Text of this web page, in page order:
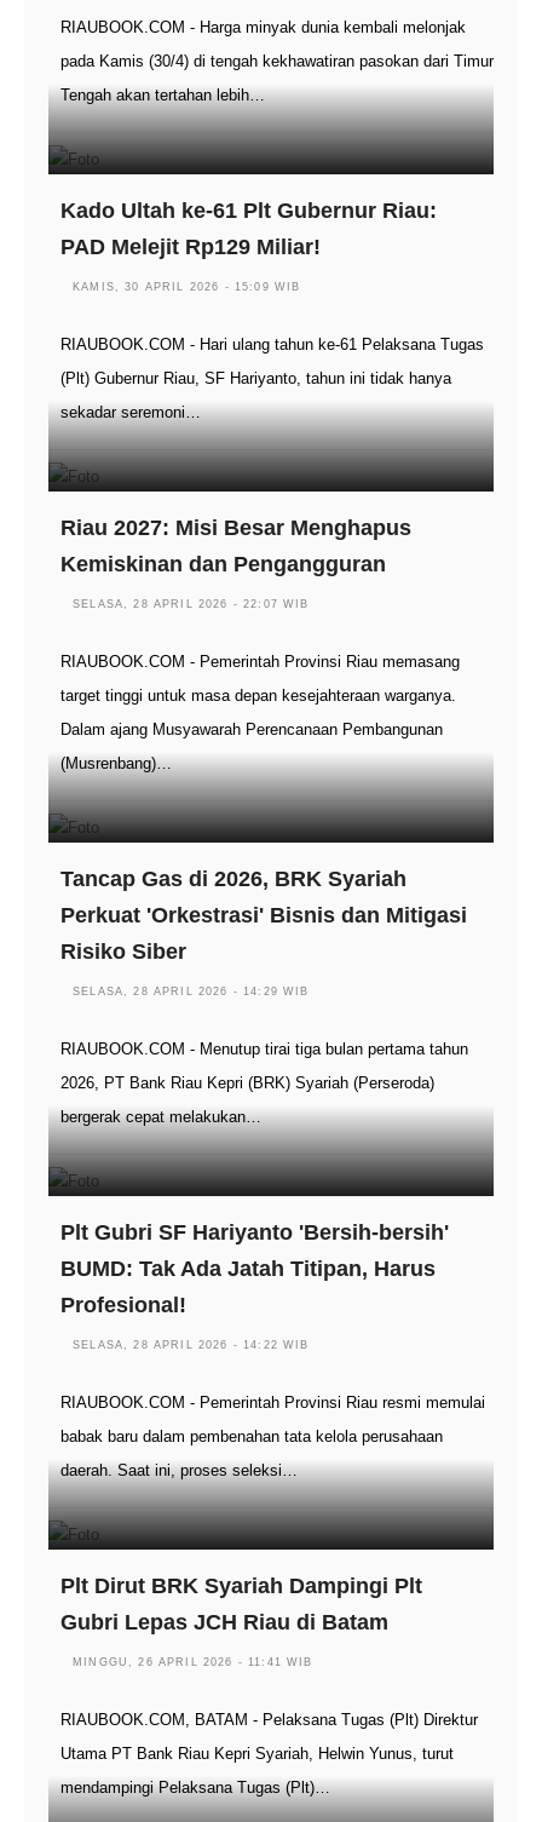
RIAUBOOK.COM - Harga minyak dunia kembali melonjak
pada Kamis (30/4) di tengah kekhawatiran pasokan dari Timur
Tengah akan tertahan lebih…
Kado Ultah ke-61 Plt Gubernur Riau:
PAD Melejit Rp129 Miliar!
KAMIS, 30 APRIL 2026 - 15:09 WIB
RIAUBOOK.COM - Hari ulang tahun ke-61 Pelaksana Tugas
(Plt) Gubernur Riau, SF Hariyanto, tahun ini tidak hanya
sekadar seremoni…
Riau 2027: Misi Besar Menghapus
Kemiskinan dan Pengangguran
SELASA, 28 APRIL 2026 - 22:07 WIB
RIAUBOOK.COM - Pemerintah Provinsi Riau memasang
target tinggi untuk masa depan kesejahteraan warganya.
Dalam ajang Musyawarah Perencanaan Pembangunan
(Musrenbang)…
Tancap Gas di 2026, BRK Syariah
Perkuat 'Orkestrasi' Bisnis dan Mitigasi
Risiko Siber
SELASA, 28 APRIL 2026 - 14:29 WIB
RIAUBOOK.COM - Menutup tirai tiga bulan pertama tahun
2026, PT Bank Riau Kepri (BRK) Syariah (Perseroda)
bergerak cepat melakukan…
Plt Gubri SF Hariyanto 'Bersih-bersih'
BUMD: Tak Ada Jatah Titipan, Harus
Profesional!
SELASA, 28 APRIL 2026 - 14:22 WIB
RIAUBOOK.COM - Pemerintah Provinsi Riau resmi memulai
babak baru dalam pembenahan tata kelola perusahaan
daerah. Saat ini, proses seleksi…
Plt Dirut BRK Syariah Dampingi Plt
Gubri Lepas JCH Riau di Batam
MINGGU, 26 APRIL 2026 - 11:41 WIB
RIAUBOOK.COM, BATAM - Pelaksana Tugas (Plt) Direktur
Utama PT Bank Riau Kepri Syariah, Helwin Yunus, turut
mendampingi Pelaksana Tugas (Plt)…